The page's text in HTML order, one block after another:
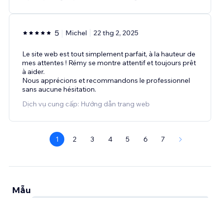
5 Michel 22 thg 2, 2025
Le site web est tout simplement parfait, à la hauteur de
mes attentes ! Rémy se montre attentif et toujours prêt
à aider.
Nous apprécions et recommandons le professionnel
sans aucune hésitation.
Dịch vụ cung cấp: Hướng dẫn trang web
1 2 3 4 5 6 7
Mẫu